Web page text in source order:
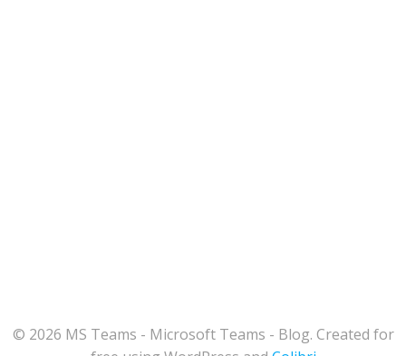
© 2026 MS Teams - Microsoft Teams - Blog. Created for